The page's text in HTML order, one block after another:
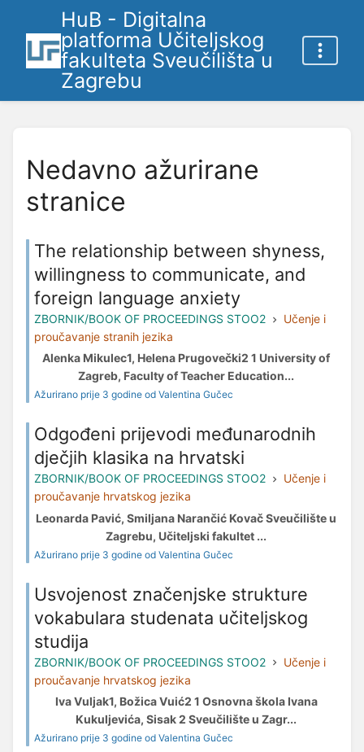
HuB - Digitalna
platforma Učiteljskog
fakulteta Sveučilišta u
Zagrebu
Nedavno ažurirane
stranice
The relationship between shyness,
willingness to communicate, and
foreign language anxiety
ZBORNIK/BOOK OF PROCEEDINGS STOO2
Učenje i
proučavanje stranih jezika
Alenka Mikulec1, Helena Prugovečki2 1 University of
Zagreb, Faculty of Teacher Education...
Ažurirano prije 3 godine od Valentina Gučec
Odgođeni prijevodi međunarodnih
dječjih klasika na hrvatski
ZBORNIK/BOOK OF PROCEEDINGS STOO2
Učenje i
proučavanje hrvatskog jezika
Leonarda Pavić, Smiljana Narančić Kovač Sveučilište u
Zagrebu, Učiteljski fakultet ...
Ažurirano prije 3 godine od Valentina Gučec
Usvojenost značenjske strukture
vokabulara studenata učiteljskog
studija
ZBORNIK/BOOK OF PROCEEDINGS STOO2
Učenje i
proučavanje hrvatskog jezika
Iva Vuljak1, Božica Vuić2 1 Osnovna škola Ivana
Kukuljevića, Sisak 2 Sveučilište u Zagr...
Ažurirano prije 3 godine od Valentina Gučec